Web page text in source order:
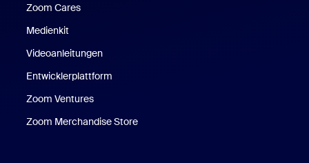
Zoom Cares
Medienkit
Videoanleitungen
Entwicklerplattform
Zoom Ventures
Zoom Merchandise Store